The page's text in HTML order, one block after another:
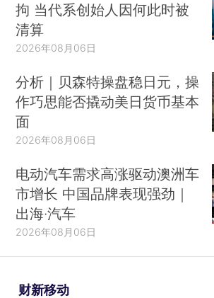
拘 当代系创始人因何此时被
清算
2026年08月06日
分析｜贝森特操盘稳日元，操
作巧思能否撬动美日货币基本
面
2026年08月06日
电动汽车需求高涨驱动澳洲车
市增长 中国品牌表现强劲｜
出海·汽车
2026年08月06日
财新移动